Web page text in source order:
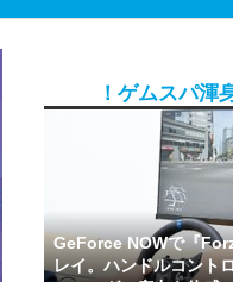
！ゲムスパ渾
GeForce NOWで『
レイ。ハンドルコント